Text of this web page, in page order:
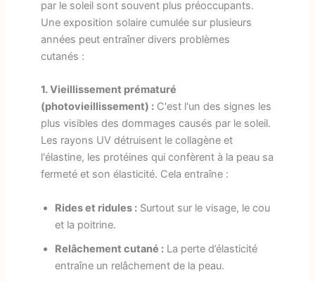
par le soleil sont souvent plus préoccupants.
Une exposition solaire cumulée sur plusieurs
années peut entraîner divers problèmes
cutanés :
1. Vieillissement prématuré
(photovieillissement) :C'est l'un des signes les
plus visibles des dommages causés par le soleil.
Les rayons UV détruisent le collagène et
l'élastine, les protéines qui confèrent à la peau sa
fermeté et son élasticité. Cela entraîne :
Rides et ridules :Surtout sur le visage, le cou
et la poitrine.
Relâchement cutané :La perte d’élasticité
entraîne un relâchement de la peau.